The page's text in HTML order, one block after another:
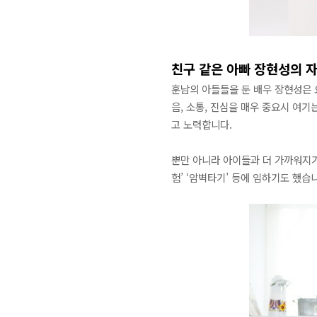
친구 같은 아빠 장현성의
훈남의 아들들을 둔 배우 장현성
음, 소통, 진심을 매우 중요시 여기
고 노력합니다.
뿐만 아니라 아이들과 더 가까워지
험’ ‘암벽타기’ 등에 임하기도 했습